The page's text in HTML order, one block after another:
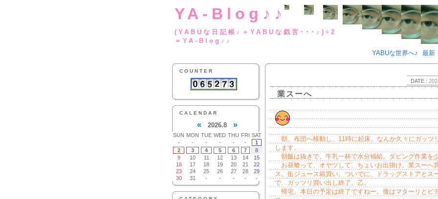
YA-Blog♪♪
(YABUな日記帳♪＋YABUな戯言･･
＝YA-Blog♪♪
YABUな世界へ♪
最新
COUNTER
CALENDAR
« 2026.8 »
SUN MON TUE WED THU FRI SAT
-
- - - - -
1
2
3 4 5 6 7
8
9
10 11 12 13 14
15
16
17 18 19 20 21
22
23
24 25 26 27 28
29
30
31 - - - - -
DATE :
業スーへ
朝、布団へ移動し、11時に起床。なんか久々にガッツ
します。
朝飯は抜きで。牛乳一杯で水分補給。ダビング作業を少
お昼喰って、オヤツして、ちょいお出掛け。業スーへ
ス。缶ジュース箱買い。ついでに、ドラッグストアとス
で、ガッツリ買い出し終了。乙。
帰宅。本日の予定は終了ですねー。後はマターリとビ